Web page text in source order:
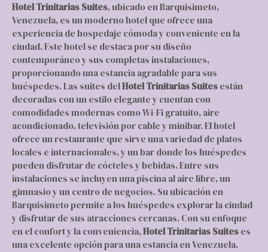
Hotel Trinitarias Suites, ubicado en Barquisimeto,
Venezuela, es un moderno hotel que ofrece una
experiencia de hospedaje cómoda y conveniente en la
ciudad. Este hotel se destaca por su diseño
contemporáneo y sus completas instalaciones,
proporcionando una estancia agradable para sus
huéspedes. Las suites delHotel Trinitarias Suitesestán
decoradas con un estilo elegante y cuentan con
comodidades modernas como Wi-Fi gratuito, aire
acondicionado, televisión por cable y minibar. El hotel
ofrece un restaurante que sirve una variedad de platos
locales e internacionales, y un bar donde los huéspedes
pueden disfrutar de cócteles y bebidas. Entre sus
instalaciones se incluyen una piscina al aire libre, un
gimnasio y un centro de negocios. Su ubicación en
Barquisimeto permite a los huéspedes explorar la ciudad
y disfrutar de sus atracciones cercanas. Con su enfoque
en el confort y la conveniencia,Hotel Trinitarias Suiteses
una excelente opción para una estancia en Venezuela.